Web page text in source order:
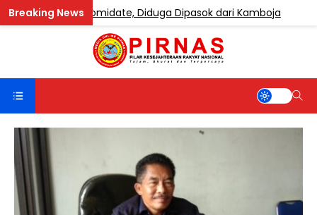
Etomidate, Diduga Dipasok dari Kamboja